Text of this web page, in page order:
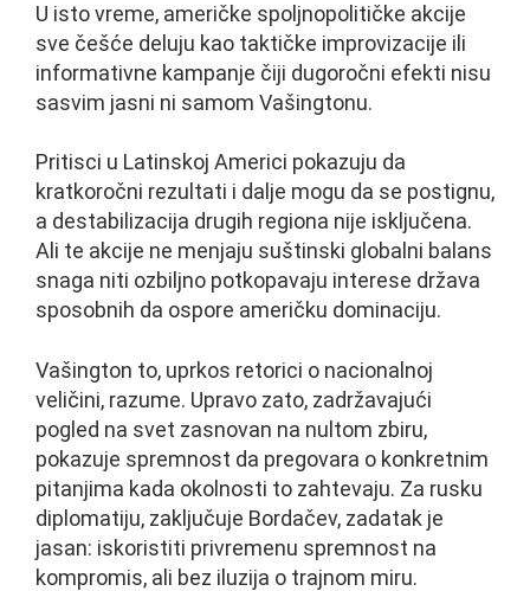
U isto vreme, američke spoljnopolitičke akcije
sve češće deluju kao taktičke improvizacije ili
informativne kampanje čiji dugoročni efekti nisu
sasvim jasni ni samom Vašingtonu.
Pritisci u Latinskoj Americi pokazuju da
kratkoročni rezultati i dalje mogu da se postignu,
a destabilizacija drugih regiona nije isključena.
Ali te akcije ne menjaju suštinski globalni balans
snaga niti ozbiljno potkopavaju interese država
sposobnih da ospore američku dominaciju.
Vašington to, uprkos retorici o nacionalnoj
veličini, razume. Upravo zato, zadržavajući
pogled na svet zasnovan na nultom zbiru,
pokazuje spremnost da pregovara o konkretnim
pitanjima kada okolnosti to zahtevaju. Za rusku
diplomatiju, zaključuje Bordačev, zadatak je
jasan: iskoristiti privremenu spremnost na
kompromis, ali bez iluzija o trajnom miru.